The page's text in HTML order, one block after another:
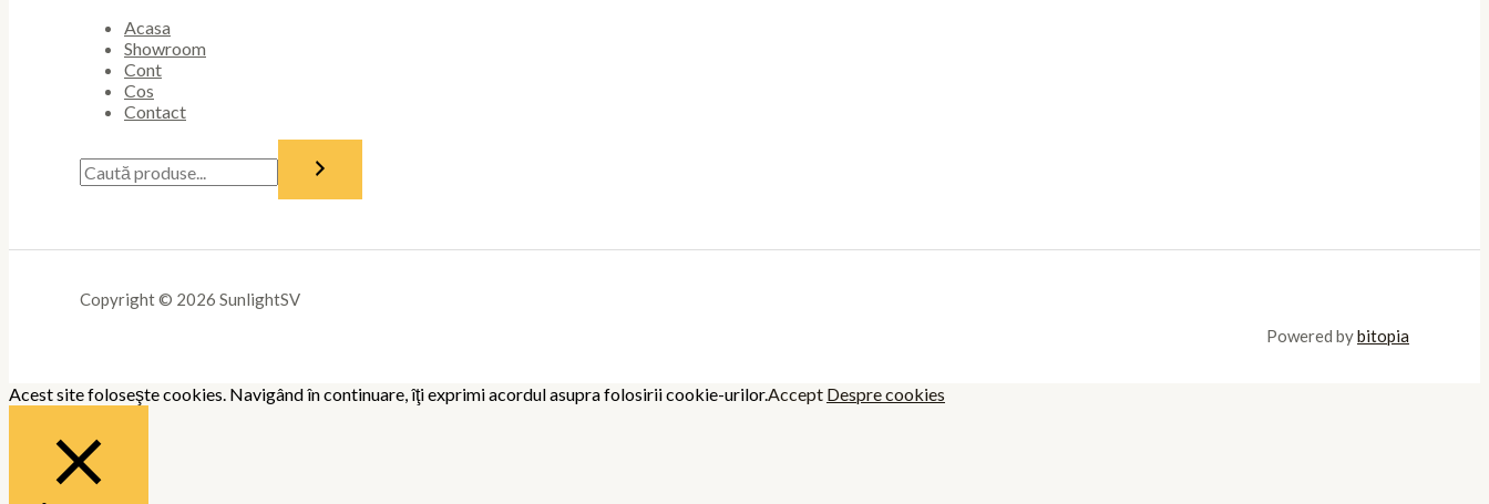
Acasa
Showroom
Cont
Cos
Contact
Copyright © 2026 SunlightSV
Powered bybitopia
Acest site foloseşte cookies. Navigând în continuare, îţi exprimi acordul asupra folosirii cookie-urilor.Accept Despre cookies